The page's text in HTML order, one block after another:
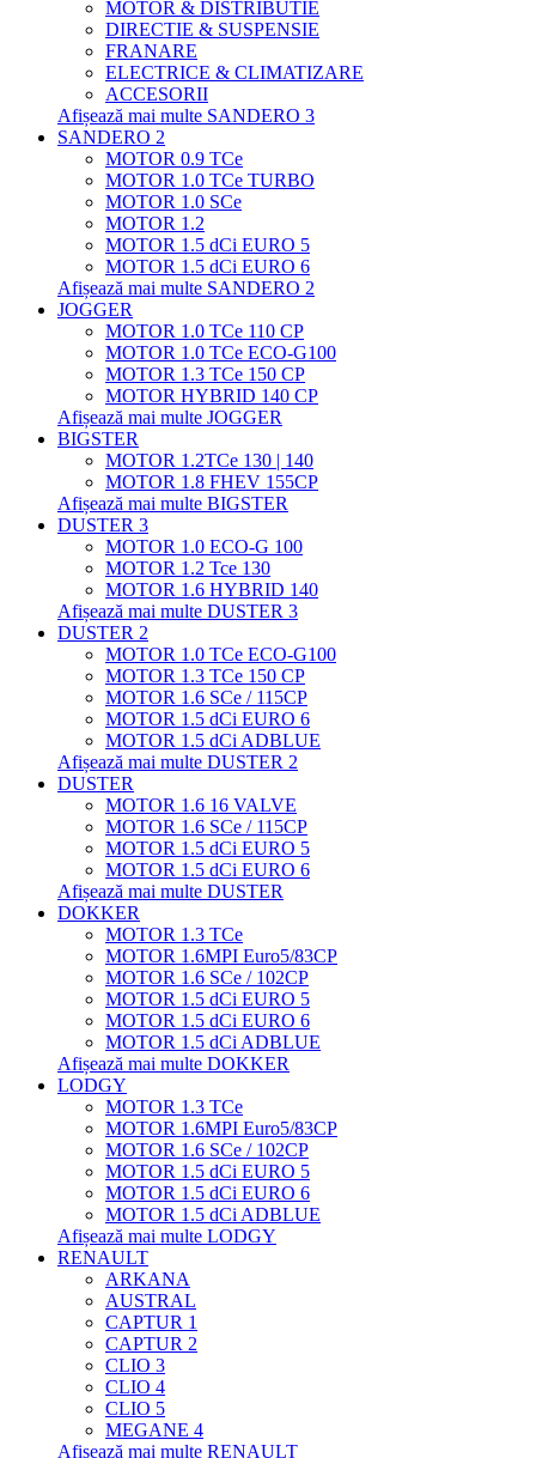
MOTOR & DISTRIBUTIE
DIRECTIE & SUSPENSIE
FRANARE
ELECTRICE & CLIMATIZARE
ACCESORII
Afișează mai multe SANDERO 3
SANDERO 2
MOTOR 0.9 TCe
MOTOR 1.0 TCe TURBO
MOTOR 1.0 SCe
MOTOR 1.2
MOTOR 1.5 dCi EURO 5
MOTOR 1.5 dCi EURO 6
Afișează mai multe SANDERO 2
JOGGER
MOTOR 1.0 TCe 110 CP
MOTOR 1.0 TCe ECO-G100
MOTOR 1.3 TCe 150 CP
MOTOR HYBRID 140 CP
Afișează mai multe JOGGER
BIGSTER
MOTOR 1.2TCe 130 | 140
MOTOR 1.8 FHEV 155CP
Afișează mai multe BIGSTER
DUSTER 3
MOTOR 1.0 ECO-G 100
MOTOR 1.2 Tce 130
MOTOR 1.6 HYBRID 140
Afișează mai multe DUSTER 3
DUSTER 2
MOTOR 1.0 TCe ECO-G100
MOTOR 1.3 TCe 150 CP
MOTOR 1.6 SCe / 115CP
MOTOR 1.5 dCi EURO 6
MOTOR 1.5 dCi ADBLUE
Afișează mai multe DUSTER 2
DUSTER
MOTOR 1.6 16 VALVE
MOTOR 1.6 SCe / 115CP
MOTOR 1.5 dCi EURO 5
MOTOR 1.5 dCi EURO 6
Afișează mai multe DUSTER
DOKKER
MOTOR 1.3 TCe
MOTOR 1.6MPI Euro5/83CP
MOTOR 1.6 SCe / 102CP
MOTOR 1.5 dCi EURO 5
MOTOR 1.5 dCi EURO 6
MOTOR 1.5 dCi ADBLUE
Afișează mai multe DOKKER
LODGY
MOTOR 1.3 TCe
MOTOR 1.6MPI Euro5/83CP
MOTOR 1.6 SCe / 102CP
MOTOR 1.5 dCi EURO 5
MOTOR 1.5 dCi EURO 6
MOTOR 1.5 dCi ADBLUE
Afișează mai multe LODGY
RENAULT
ARKANA
AUSTRAL
CAPTUR 1
CAPTUR 2
CLIO 3
CLIO 4
CLIO 5
MEGANE 4
Afișează mai multe RENAULT